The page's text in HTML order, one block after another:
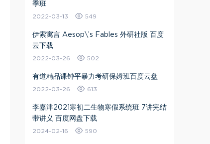
季班
2022-03-13 549
伊索寓言 Aesop\’s Fables 外研社版 百度
云下载
2022-03-26 502
有道精品课钟平暴力考研保姆班百度云盘
2022-03-26 613
李嘉津2021寒初二生物寒假系统班 7讲完结
带讲义 百度网盘下载
2024-02-16 590